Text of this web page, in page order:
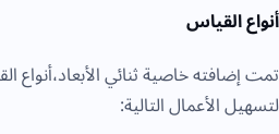
أنواع القياس
تمت إضافته خاصية ثنائي
لتسهيل الأعمال التالية: